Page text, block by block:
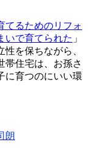
てるためのリフォ
で育てられた 」
を保ちながら、
帯住宅は、お孫さ
に育つのにいい環
朗